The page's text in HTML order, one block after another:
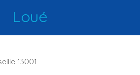
Loué
13001